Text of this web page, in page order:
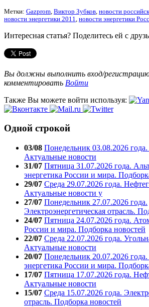
Метки: Gazprom Виктор Зубков новости
новости энергетики 2011
новости энергетики
Интересная статья? Поделитесь ей с
Вы должны выполнить вход/
комментировать Войти
Также Вы можете войти используя:
Одной строкой
03/08 Понедельник 03.08.2026 года.
Актуальные новости
31/07 Пятница 31.07.2026 года.
энергетика России и мира.
29/07 Среда 29.07.2026 года.
Актуальные новости у
27/07 Понедельник 27.07.2026 года.
Электроэнергетическая отрасль.
24/07 Пятница 24.07.2026 года.
России и мира. Подборка новостей
22/07 Среда 22.07.2026 года.
Актуальные новости
20/07 Понедельник 20.07.2026
энергетика России и мира.
17/07 Пятница 17.07.2026 года.
Актуальные новости
15/07 Среда 15.07.2026 года.
отрасль. Подборка новостей